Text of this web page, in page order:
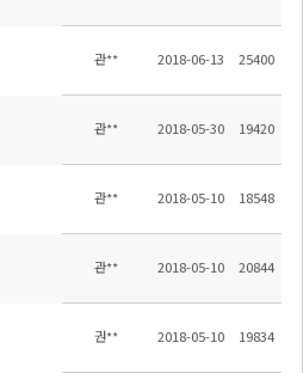
관** 2018-06-13 25400
현장체험학습 만족도조사 결과 및 정산내역
관** 2018-05-30 19420
스 운행 안내 관** 2018-05-10 18548
고 편입학 공고 관** 2018-05-10 20844
(유치원교사1명) 초빙 공고
권** 2018-05-10 19834